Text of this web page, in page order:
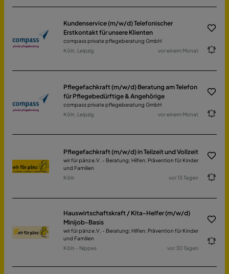
Kundenservice (m/w/d) Telefonischer
Erstkontakt für unsere Klienten
compass private pflegeberatung GmbH
Köln, Leipzig
vor einem Monat
Pflegefachkraft (m/w/d) Beratung am Telefon
für Pflegebedürftige & Angehörige
compass private pflegeberatung GmbH
Köln, Leipzig
vor einem Monat
Pflegefachkraft (m/w/d) in Teilzeit und Vollzeit
wir für pänz e.V. - Beratung; Hilfen; Prävention für Kinder
und Familien
Köln
vor 15 Tagen
Hauswirtschaftskraft / Kita-Helfer (m/w/d)
Minijob-Basis
wir für pänz e.V. - Beratung; Hilfen; Prävention für Kinder
und Familien
Köln - Nippes
vor 30 Tagen